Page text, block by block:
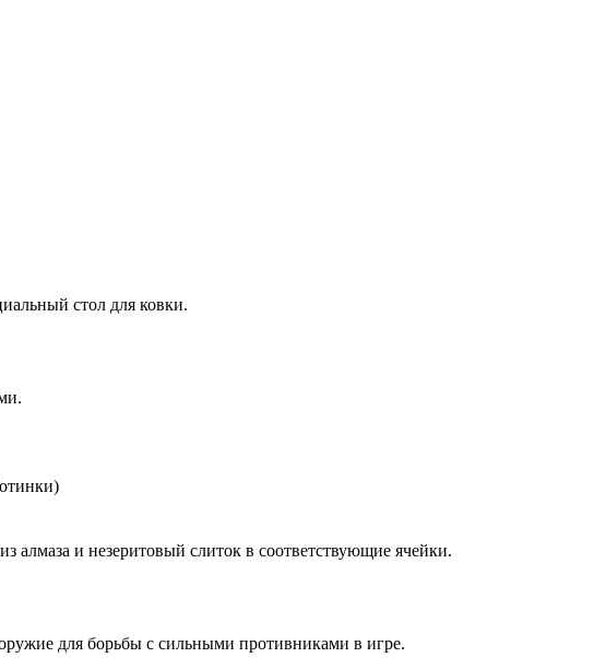
стол для ковки.
алмаза и незеритовый слиток в соответствующие ячейки.
для борьбы с сильными противниками в игре.